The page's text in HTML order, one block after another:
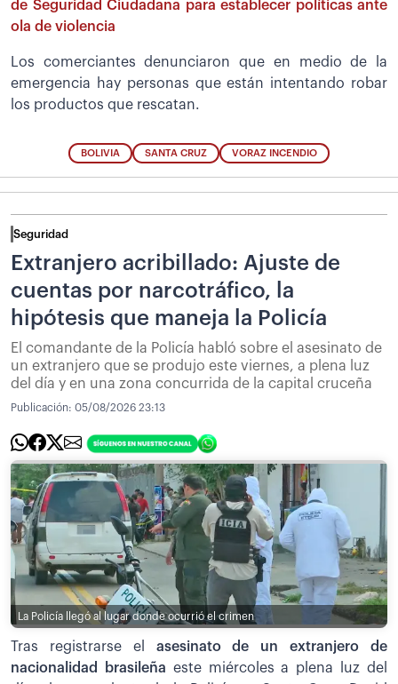
de Seguridad Ciudadana para establecer políticas ante
ola de violencia
Los comerciantes denunciaron que en medio de la
emergencia hay personas que están intentando robar
los productos que rescatan.
BOLIVIA SANTA CRUZ VORAZ INCENDIO
Seguridad
Extranjero acribillado: Ajuste de
cuentas por narcotráfico, la
hipótesis que maneja la Policía
El comandante de la Policía habló sobre el asesinato de
un extranjero que se produjo este viernes, a plena luz
del día y en una zona concurrida de la capital cruceña
Publicación: 05/08/2026 23:13
La Policía llegó al lugar donde ocurrió el crimen
Tras registrarse el asesinato de un extranjero de
nacionalidad brasileña este miércoles a plena luz del